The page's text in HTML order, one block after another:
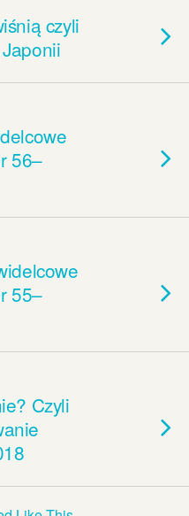
czyli
56–
55–
Czyli